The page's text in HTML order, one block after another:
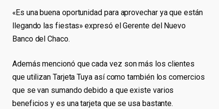
«Es una buena oportunidad para aprovechar ya que están
llegando las fiestas» expresó el Gerente del Nuevo
Banco del Chaco.
Además mencionó que cada vez son más los clientes
que utilizan Tarjeta Tuya así como también los comercios
que se van sumando debido a que existe varios
beneficios y es una tarjeta que se usa bastante.